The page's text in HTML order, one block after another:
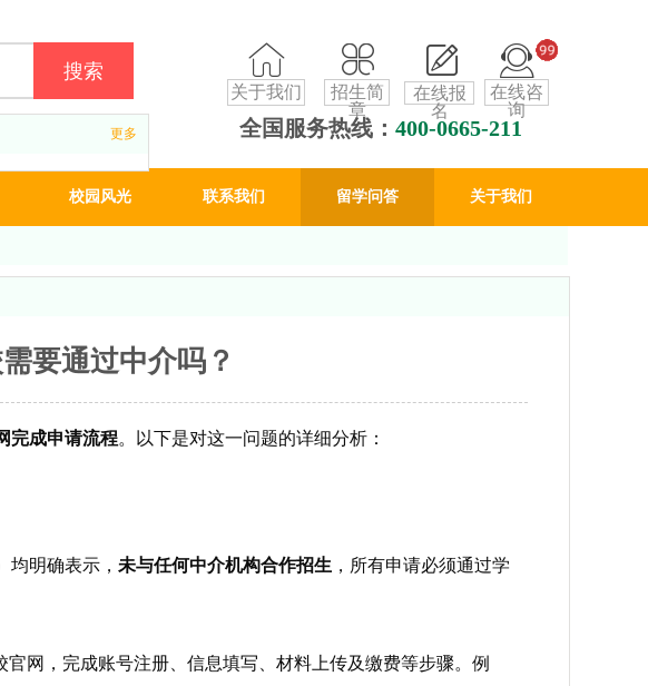
更多
关于我们
招生简
章
在线咨
询
在线报
名
搜索
全国服务热线： 400-0665-211
校园风光 联系我们 留学问答 关于我们
要通过中介吗？
完成申请流程。以下是对这一问题的详细分析：
明确表示， 未与任何中介机构合作招生 ，所有申请必须通过学
官网，完成账号注册、信息填写、材料上传及缴费等步骤。例